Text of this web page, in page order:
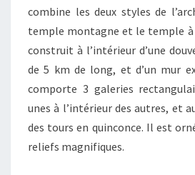
combine les deux styles de
temple montagne et le temple à
construit à l’intérieur d’une
de 5 km de long, et d’un mur
comporte 3 galeries
unes à l’intérieur des autres, et
des tours en quinconce. Il est
reliefs magnifiques.